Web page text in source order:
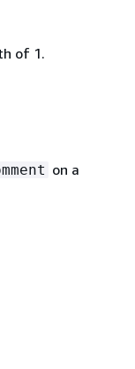
of 1.
on a